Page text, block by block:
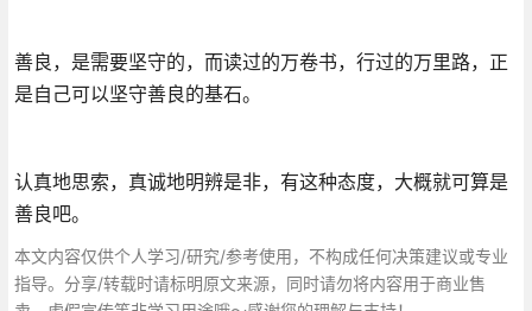
善良，是需要坚守的，而读过的万卷书，行过的万里路，正
是自己可以坚守善良的基石。
认真地思索，真诚地明辨是非，有这种态度，大概就可算是
善良吧。
本文内容仅供个人学习/研究/参考使用，不构成任何决策建议或专业
指导。分享/转载时请标明原文来源，同时请勿将内容用于商业售